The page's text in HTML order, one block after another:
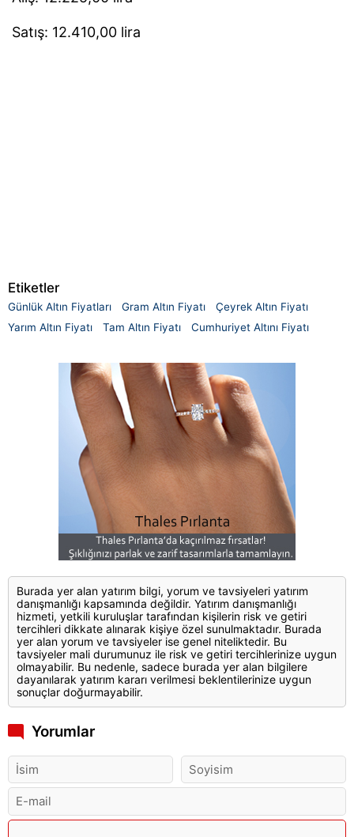
Satış: 12.410,00 lira
Etiketler
Günlük Altın Fiyatları Gram Altın Fiyatı
Çeyrek Altın Fiyatı
Yarım Altın Fiyatı
Tam Altın Fiyatı Cumhuriyet Altını Fiyatı
Burada yer alan yatırım bilgi, yorum ve tavsiyeleri yatırım
danışmanlığı kapsamında değildir. Yatırım danışmanlığı
hizmeti, yetkili kuruluşlar tarafından kişilerin risk ve getiri
tercihleri dikkate alınarak kişiye özel sunulmaktadır. Burada
yer alan yorum ve tavsiyeler ise genel niteliktedir. Bu
tavsiyeler mali durumunuz ile risk ve getiri tercihlerinize uygun
olmayabilir. Bu nedenle, sadece burada yer alan bilgilere
dayanılarak yatırım kararı verilmesi beklentilerinize uygun
sonuçlar doğurmayabilir.
Yorumlar